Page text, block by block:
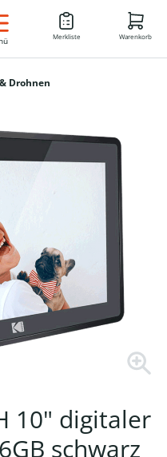
DE
Merkliste Warenkorb
Drohnen
10" digitaler
schwarz